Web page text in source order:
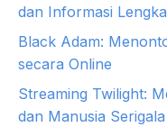
dan Informasi
Black Adam:
secara Online
Streaming Twilight:
dan Manusia Serigala